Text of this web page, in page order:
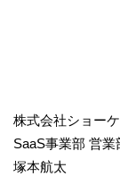
株式会社ショー
SaaS事業部 営
塚本航太